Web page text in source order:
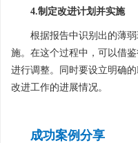
4.制定改进计划并实施
根据报告中识别出的薄
施。在这个过程中，可以借
进行调整。同时要设立明确
改进工作的进展情况。
成功案例分享